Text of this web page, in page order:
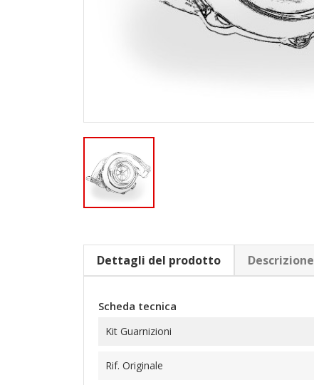
Dettagli del prodotto Descrizione
Scheda tecnica
Kit Guarnizioni
Rif. Originale